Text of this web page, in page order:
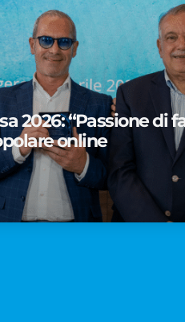
2026: “Passione di
online